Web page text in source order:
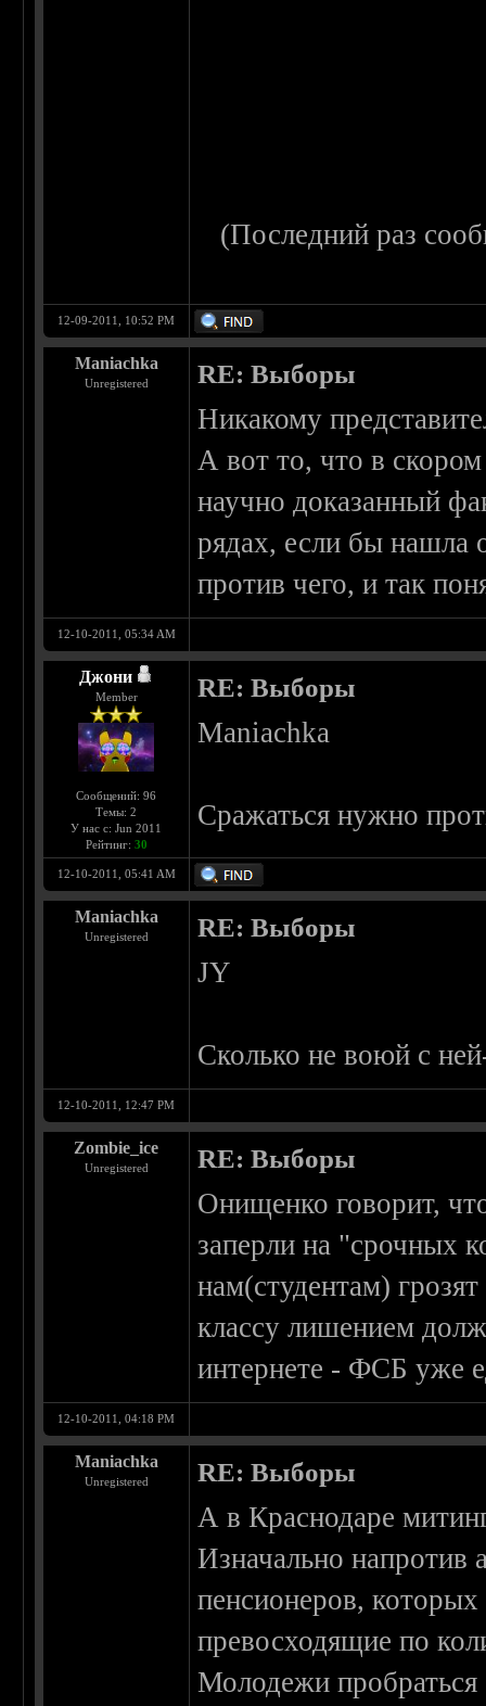
(Последний раз
12-09-2011, 10:52 PM
Maniachka
Unregistered RE: Выборы
Никакому
А вот то, что в
научно доказанный
рядах, если бы нашла
против чего, и так
12-10-2011, 05:34 AM
Джони
Member
Сообщений: 96
Темы: 2
У нас с: Jun 2011
Рейтинг: 30
RE: Выборы
Maniachka
Сражаться нужно
12-10-2011, 05:41 AM
Maniachka
Unregistered RE: Выборы
JY
Сколько не воюй с
12-10-2011, 12:47 PM
Zombie_ice
Unregistered RE: Выборы
Онищенко говорит,
заперли на "срочных
нам(студентам)
классу лишением
интернете - ФСБ уже
12-10-2011, 04:18 PM
Maniachka
Unregistered RE: Выборы
А в Краснодаре
Изначально напротив
пенсионеров,
превосходящие по
Молодежи пробраться